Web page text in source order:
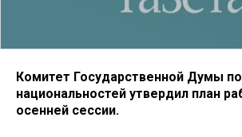
Комитет Государственной Думы
национальностей утвердил план
осенней сессии.